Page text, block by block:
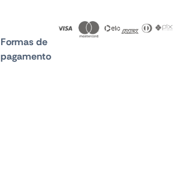
Formas de
pagamento